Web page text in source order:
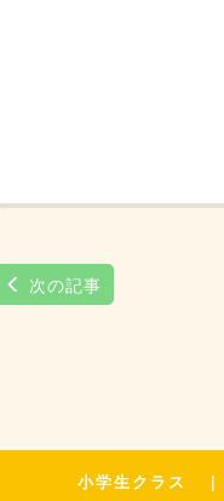
次の記事
小学生クラス